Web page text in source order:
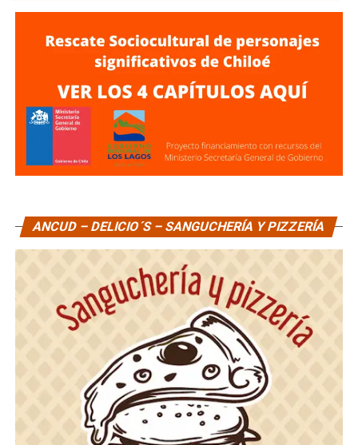
ANCUD – DELICIO´S – SANGUCHERÍA Y PIZZERÍA